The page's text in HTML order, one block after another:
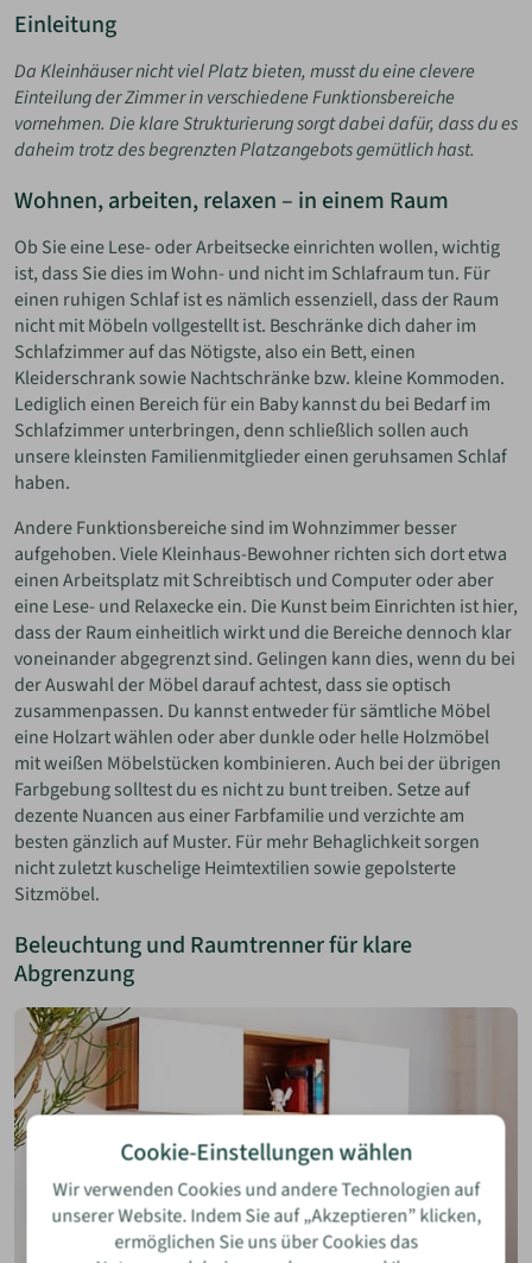
Einleitung
Da Kleinhäuser nicht viel Platz bieten, musst du eine clevere
Einteilung der Zimmer in verschiedene Funktionsbereiche
vornehmen. Die klare Strukturierung sorgt dabei dafür, dass du es
daheim trotz des begrenzten Platzangebots gemütlich hast.
Wohnen, arbeiten, relaxen – in einem Raum
Ob Sie eine Lese- oder Arbeitsecke einrichten wollen, wichtig
ist, dass Sie dies im Wohn- und nicht im Schlafraum tun. Für
einen ruhigen Schlaf ist es nämlich essenziell, dass der Raum
nicht mit Möbeln vollgestellt ist. Beschränke dich daher im
Schlafzimmer auf das Nötigste, also ein Bett, einen
Kleiderschrank sowie Nachtschränke bzw. kleine Kommoden.
Lediglich einen Bereich für ein Baby kannst du bei Bedarf im
Schlafzimmer unterbringen, denn schließlich sollen auch
unsere kleinsten Familienmitglieder einen geruhsamen Schlaf
haben.
Andere Funktionsbereiche sind im Wohnzimmer besser
aufgehoben. Viele Kleinhaus-Bewohner richten sich dort etwa
einen Arbeitsplatz mit Schreibtisch und Computer oder aber
eine Lese- und Relaxecke ein. Die Kunst beim Einrichten ist hier,
dass der Raum einheitlich wirkt und die Bereiche dennoch klar
voneinander abgegrenzt sind. Gelingen kann dies, wenn du bei
der Auswahl der Möbel darauf achtest, dass sie optisch
zusammenpassen. Du kannst entweder für sämtliche Möbel
eine Holzart wählen oder aber dunkle oder helle Holzmöbel
mit weißen Möbelstücken kombinieren. Auch bei der übrigen
Farbgebung solltest du es nicht zu bunt treiben. Setze auf
dezente Nuancen aus einer Farbfamilie und verzichte am
besten gänzlich auf Muster. Für mehr Behaglichkeit sorgen
nicht zuletzt kuschelige Heimtextilien sowie gepolsterte
Sitzmöbel.
Beleuchtung und Raumtrenner für klare
Abgrenzung
Cookie-Einstellungen wählen
Wir verwenden Cookies und andere Technologien auf
unserer Website. Indem Sie auf „Akzeptieren” klicken,
ermöglichen Sie uns über Cookies das